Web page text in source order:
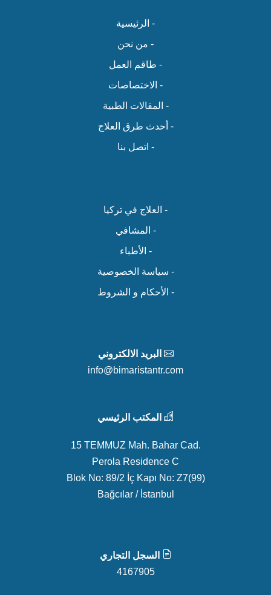
- الرئيسية
- من نحن
- طاقم العمل
- الاختصاصات
- المقالات الطبية
- أحدث طرق العلاج
- اتصل بنا
- العلاج في تركيا
- المشافي
- الأطباء
- سياسة الخصوصية
- الأحكام و الشروط
البريد الالكتروني
info@bimaristantr.com
المكتب الرئيسي
15 TEMMUZ Mah. Bahar Cad.
Perola Residence C
Blok No: 89/2 İç Kapı No: Z7(99)
Bağcılar / İstanbul
السجل التجاري
4167905